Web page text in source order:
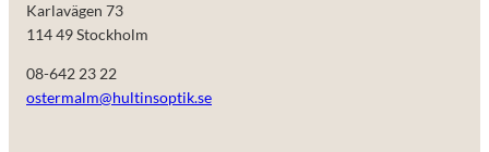
Karlavägen 73
114 49 Stockholm
08-642 23 22
ostermalm@hultinsoptik.se